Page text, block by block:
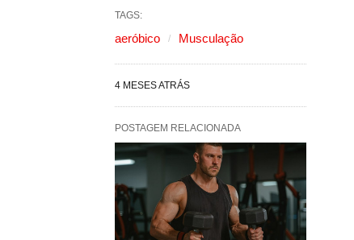
TAGS:
aeróbico Musculação
4 MESES ATRÁS
POSTAGEM RELACIONADA